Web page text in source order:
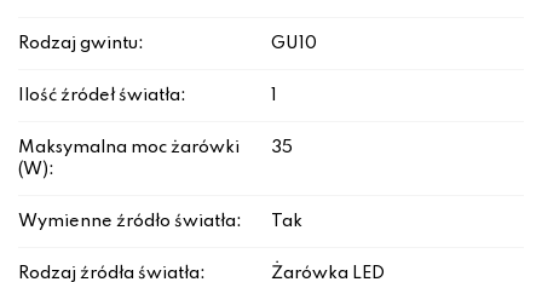
Rodzaj gwintu: GU10
Ilość źródeł światła:
Maksymalna moc żarówki
(W):
35
Wymienne źródło światła: Tak
Rodzaj źródła światła: Żarówka LED